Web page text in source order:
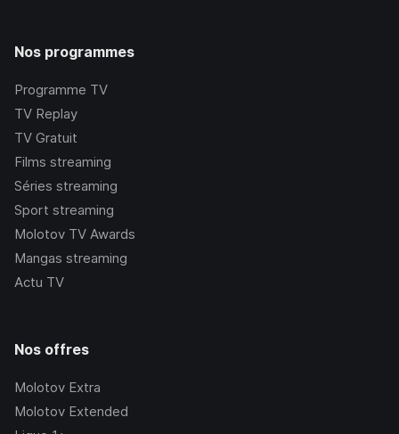
Nos programmes
Programme TV
TV Replay
TV Gratuit
Films streaming
Séries streaming
Sport streaming
Molotov TV Awards
Mangas streaming
Actu TV
Nos offres
Molotov Extra
Molotov Extended